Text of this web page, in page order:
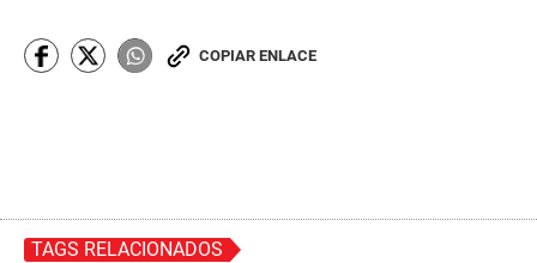
COPIAR ENLACE
TAGS RELACIONADOS